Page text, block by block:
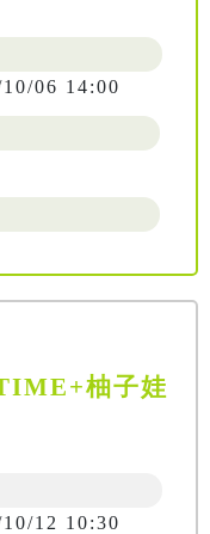
06 14:00
柚子娃
12 10:30